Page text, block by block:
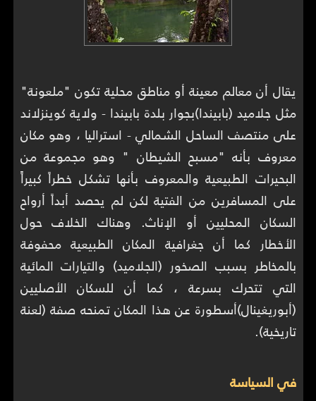
يقال أن معالم معينة أو مناطق محلية تكون "ملعونة"
مثل جلاميد (بابيندا)بجوار بلدة بابيندا - ولاية كوينزلاند
على منتصف الساحل الشمالي - استراليا ، وهو مكان
معروف بأنه "مسبح الشيطان " وهو مجموعة من
البحيرات الطبيعية والمعروف بأنها تشكل خطراً كبيراًَ
على المسافرين من الفتية لكن لم يحصد أبداً أرواح
السكان المحليين أو الإناث. وهناك الخلاف حول
الأخطار كما أن جغرافية المكان الطبيعية محفوفة
بالمخاطر بسبب الصخور (الجلاميد) والتيارات المائية
التي تتحرك بسرعة ، كما أن للسكان الأصليين
(أبوريغينال)أسطورة عن هذا المكان تمنحه صفة (لعنة
تاريخية).
في السياسة